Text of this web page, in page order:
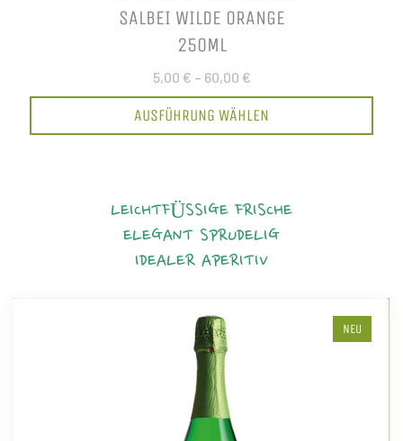
SALBEI WILDE ORANGE
250ML
5,00 € – 60,00 €
AUSFÜHRUNG WÄHLEN
LEICHTFÜSSIGE FRISCHE
ELEGANT SPRUDELIG
IDEALER APERITIV
NEU